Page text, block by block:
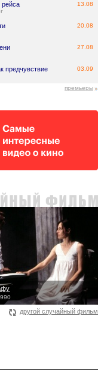
рейса 13.08
20.08
27.08
предчувствие 03.09
премьеры
другой случайный фильм